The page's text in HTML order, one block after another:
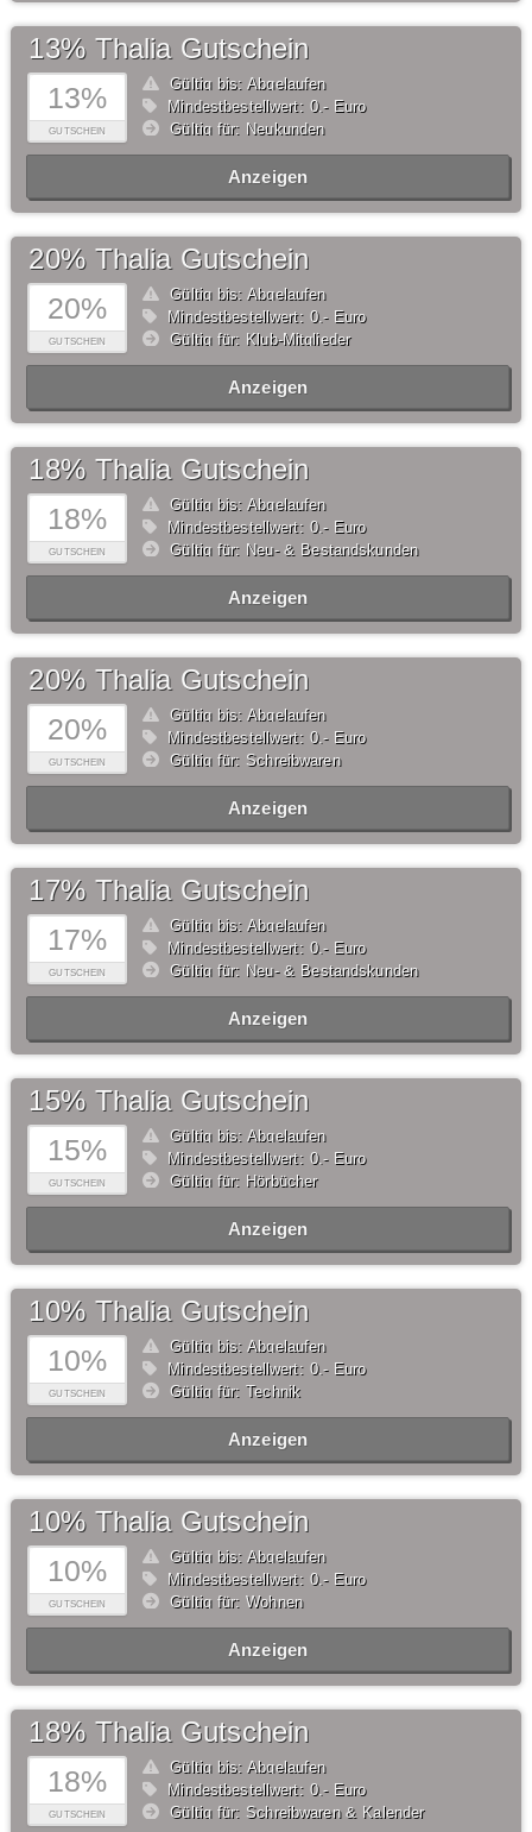
13%
GUTSCHEIN
13% Thalia Gutschein
Gültig bis: Abgelaufen
Mindestbestellwert: 0,- Euro
Gültig für: Neukunden
Anzeigen
20%
GUTSCHEIN
20% Thalia Gutschein
Gültig bis: Abgelaufen
Mindestbestellwert: 0,- Euro
Gültig für: Klub-Mitglieder
Anzeigen
18%
GUTSCHEIN
18% Thalia Gutschein
Gültig bis: Abgelaufen
Mindestbestellwert: 0,- Euro
Gültig für: Neu- & Bestandskunden
Anzeigen
20%
GUTSCHEIN
20% Thalia Gutschein
Gültig bis: Abgelaufen
Mindestbestellwert: 0,- Euro
Gültig für: Schreibwaren
Anzeigen
17%
GUTSCHEIN
17% Thalia Gutschein
Gültig bis: Abgelaufen
Mindestbestellwert: 0,- Euro
Gültig für: Neu- & Bestandskunden
Anzeigen
15%
GUTSCHEIN
15% Thalia Gutschein
Gültig bis: Abgelaufen
Mindestbestellwert: 0,- Euro
Gültig für: Hörbücher
Anzeigen
10%
GUTSCHEIN
10% Thalia Gutschein
Gültig bis: Abgelaufen
Mindestbestellwert: 0,- Euro
Gültig für: Technik
Anzeigen
10%
GUTSCHEIN
10% Thalia Gutschein
Gültig bis: Abgelaufen
Mindestbestellwert: 0,- Euro
Gültig für: Wohnen
Anzeigen
18%
GUTSCHEIN
18% Thalia Gutschein
Gültig bis: Abgelaufen
Mindestbestellwert: 0,- Euro
Gültig für: Schreibwaren & Kalender